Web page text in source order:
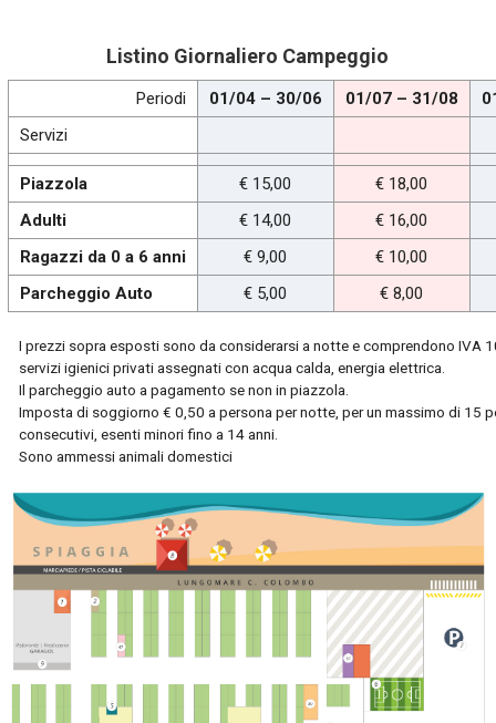
Listino Giornaliero Campeggio
Periodi 01/04 – 30/06 01/07 – 31/08
I prezzi sopra esposti sono da considerarsi a notte e comprendono IVA
servizi igienici privati assegnati con acqua calda, energia elettrica.
Il parcheggio auto a pagamento se non in piazzola.
Imposta di soggiorno € 0,50 a persona per notte, per un massimo di 15
consecutivi, esenti minori fino a 14 anni.
Sono ammessi animali domestici
Servizi
Piazzola € 15,00
€ 18,00
Adulti
€ 14,00
€ 16,00
Ragazzi da 0 a 6 anni
€ 9,00
€ 10,00
Parcheggio Auto
€ 5,00 € 8,00